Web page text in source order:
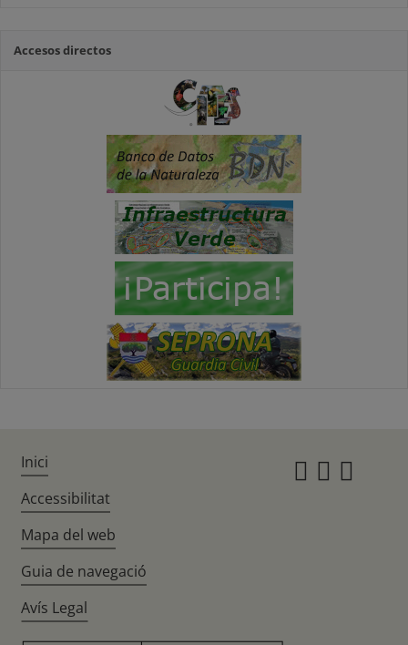
Accesos directos
Inici
Accessibilitat
Mapa del web
Guia de navegació
Avís Legal